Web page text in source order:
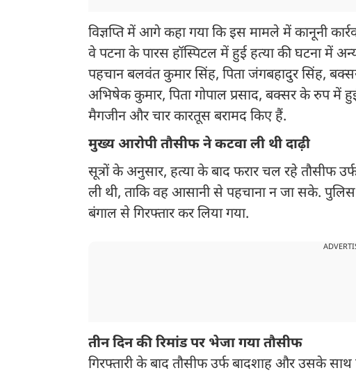
विज्ञप्ति में आगे कहा गया कि इस मामले में कानूनी
वे पटना के पारस हॉस्पिटल में हुई हत्या की घटना में
पहचान बलवंत कुमार सिंह, पिता जंगबहादुर सिंह,
अभिषेक कुमार, पिता गोपाल प्रसाद, बक्सर के रुप में
मैगजीन और चार कारतूस बरामद किए हैं.
मुख्य आरोपी तौसीफ ने कटवा ली थी दाढ़ी
सूत्रों के अनुसार, हत्या के बाद फरार चल रहे तौसीफ
ली थी, ताकि वह आसानी से पहचाना न जा सके. पुलिस
बंगाल से गिरफ्तार कर लिया गया.
तीन दिन की रिमांड पर भेजा गया तौसीफ
गिरफ्तारी के बाद तौसीफ उर्फ बादशाह और उसके